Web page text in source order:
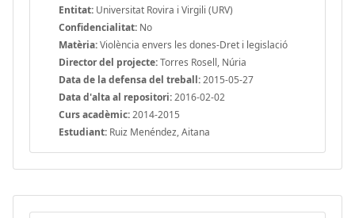
Entitat: Universitat Rovira i Virgili (URV)
Confidencialitat: No
Matèria:Violència envers les dones-Dret i legislació
Director del projecte:Torres Rosell, Núria
Data de la defensa del treball:2015-05-27
Data d'alta al repositori:2016-02-02
Curs acadèmic:2014-2015
Estudiant: Ruiz Menéndez, Aitana